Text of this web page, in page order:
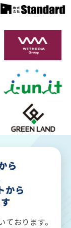
ら
から
おります。